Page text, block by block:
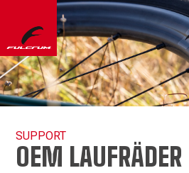
SUPPORT
OEM LAUFRÄDER